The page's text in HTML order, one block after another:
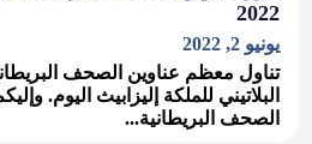
2022
يونيو 2, 2022
تناول معظم عناوين الصحف
البلاتيني للملكة إليزابيث اليوم.
الصحف البريطانية...